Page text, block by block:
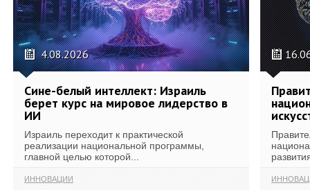
4.08.2026
Сине-белый интеллект: Израиль
берет курс на мировое лидерство в
ИИ
Израиль переходит к практической
реализации национальной программы,
главной целью которой...
ИННОВАЦИИ